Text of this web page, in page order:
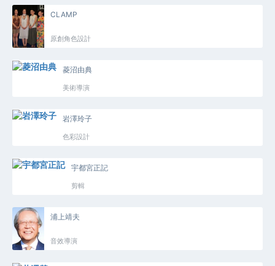
CLAMP
原創角色設計
菱沼由典
美術導演
岩澤玲子
色彩設計
宇都宮正記
剪輯
浦上靖夫
音效導演